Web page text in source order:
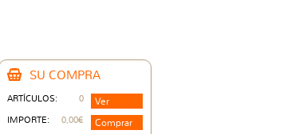
SU COMPRA
ARTÍCULOS: 0 Ver
IMPORTE: 0,00€ Comprar